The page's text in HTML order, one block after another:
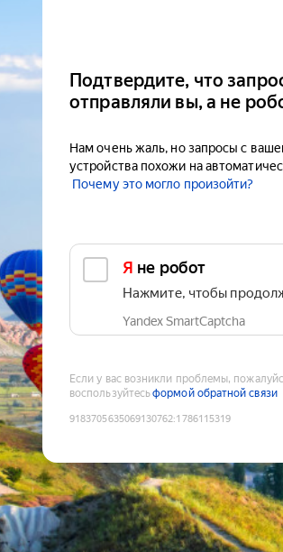
Подтвердите, что
отправляли вы, а не
Нам очень жаль, но запросы с
устройства похожи на
Почему это могло произойти?
Я не робот
Нажмите, чтобы
Yandex SmartCaptcha
Если у вас возникли проблемы,
воспользуйтесьформой обратной связи
9183705635069130762:1786115319